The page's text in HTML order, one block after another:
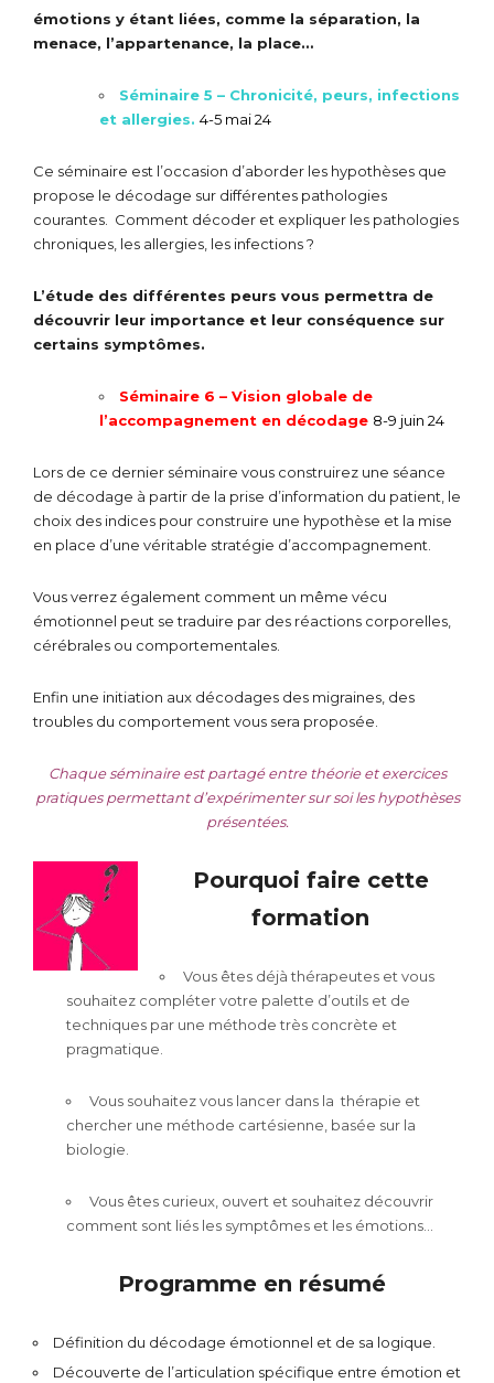
émotions y étant liées, comme la séparation, la
menace, l’appartenance, la place…
Séminaire 5 – Chronicité, peurs, infections
et allergies. 4-5 mai 24
Ce séminaire est l’occasion d’aborder les hypothèses que
propose le décodage sur différentes pathologies
courantes. Comment décoder et expliquer les pathologies
chroniques, les allergies, les infections ?
L’étude des différentes peurs vous permettra de
découvrir leur importance et leur conséquence sur
certains symptômes.
Séminaire 6 – Vision globale de
l’accompagnement en décodage 8-9 juin 24
Lors de ce dernier séminaire vous construirez une séance
de décodage à partir de la prise d’information du patient, le
choix des indices pour construire une hypothèse et la mise
en place d’une véritable stratégie d’accompagnement.
Vous verrez également comment un même vécu
émotionnel peut se traduire par des réactions corporelles,
cérébrales ou comportementales.
Enfin une initiation aux décodages des migraines, des
troubles du comportement vous sera proposée.
Chaque séminaire est partagé entre théorie et exercices
pratiques permettant d’expérimenter sur soi les hypothèses
présentées.
Pourquoi faire cette
formation
Vous êtes déjà thérapeutes et vous
souhaitez compléter votre palette d’outils et de
techniques par une méthode très concrète et
pragmatique.
Vous souhaitez vous lancer dans la thérapie et
chercher une méthode cartésienne, basée sur la
biologie.
Vous êtes curieux, ouvert et souhaitez découvrir
comment sont liés les symptômes et les émotions…
Programme en résumé
Définition du décodage émotionnel et de sa logique.
Découverte de l’articulation spécifique entre émotion et